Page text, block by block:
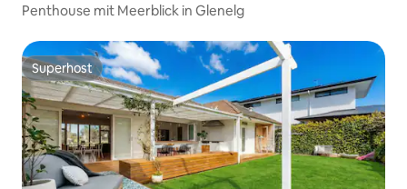
Penthouse mit Meerblick in Glenelg
Superhost
Superhost